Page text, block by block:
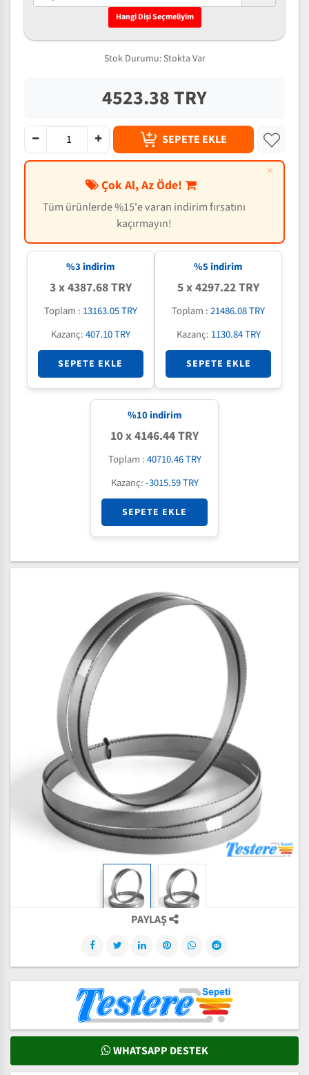
Hangi Dişi Seçmeliyim
Stok Durumu: Stokta Var
4523.38 TRY
SEPETE EKLE
×
Çok Al, Az Öde!
Tüm ürünlerde %15'e varan indirim fırsatını
kaçırmayın!
%3 indirim
3 x 4387.68 TRY
Toplam : 13163.05 TRY
Kazanç:407.10 TRY
SEPETE EKLE
%5 indirim
5 x 4297.22 TRY
Toplam :21486.08 TRY
Kazanç: 1130.84 TRY
SEPETE EKLE
%10indirim
10 x 4146.44 TRY
Toplam :40710.46 TRY
Kazanç:-3015.59 TRY
SEPETE EKLE
PAYLAŞ
WHATSAPP DESTEK